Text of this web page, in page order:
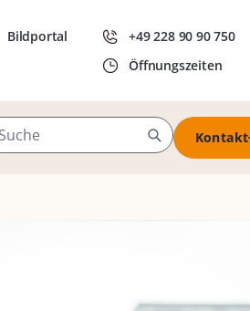
Bildportal
+49 228 90 90 750
Öffnungszeiten
Kontakt